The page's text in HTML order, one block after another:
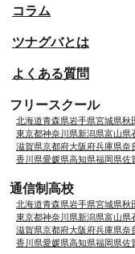
コラム
ツナグバとは
よくある質問
フリースクール
北海道青森県岩手県宮城県秋
東京都神奈川県新潟県富山県
滋賀県京都府大阪府兵庫県奈
香川県愛媛県高知県福岡県佐
通信制高校
北海道青森県岩手県宮城県秋
東京都神奈川県新潟県富山県
滋賀県京都府大阪府兵庫県奈
香川県愛媛県高知県福岡県佐